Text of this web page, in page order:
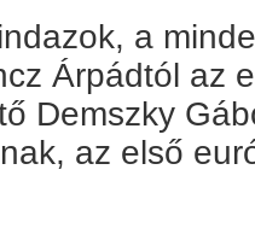
a
Árpádtól az
Demszky
az első